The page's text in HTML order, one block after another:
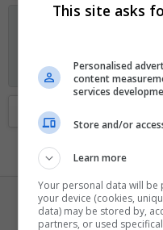
Anunciando os planos
Visitante, agora você pode
anúncios
edois temas
Home
This site asks
Personalised
content
services
Store and/or
Learn more
Your personal data will
your device (cookies,
data) may be stored by,
partners, or used